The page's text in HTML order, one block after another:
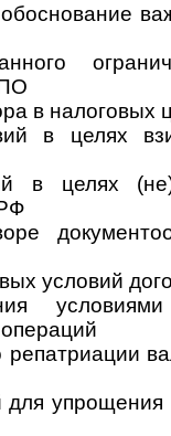
обоснование
в налоговых
в целях
в целях
условий
репатриации
для упрощения